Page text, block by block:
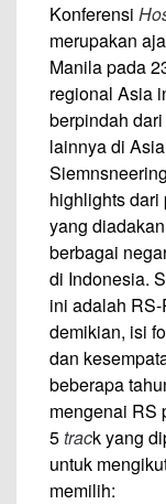
Konferensi
merupakan
Manila pada
regional Asia
berpindah
lainnya di
highlights dari
yang
berbagai
di Indonesia.
ini adalah
demikian, isi
dan
beberapa
mengenai RS
5track yang
untuk
memilih: